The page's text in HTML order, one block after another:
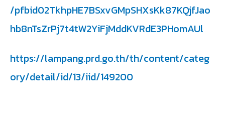
/pfbid02TkhpHE7BSxvGMpSHXsKk87KQjfJao
hb8nTsZrPj7t4tW2YiFjMddKVRdE3PHomAUl
https://lampang.prd.go.th/th/content/categ
ory/detail/id/13/iid/149200